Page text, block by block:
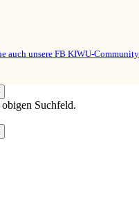
auch unsere FB KIWU-
Suchfeld.